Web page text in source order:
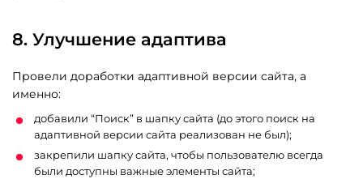
8. Улучшение адаптива
Провели доработки адаптивной версии сайта, а
именно:
добавили “Поиск” в шапку сайта (до этого поиск на
адаптивной версии сайта реализован не был);
закрепили шапку сайта, чтобы пользователю всегда
были доступны важные элементы сайта;